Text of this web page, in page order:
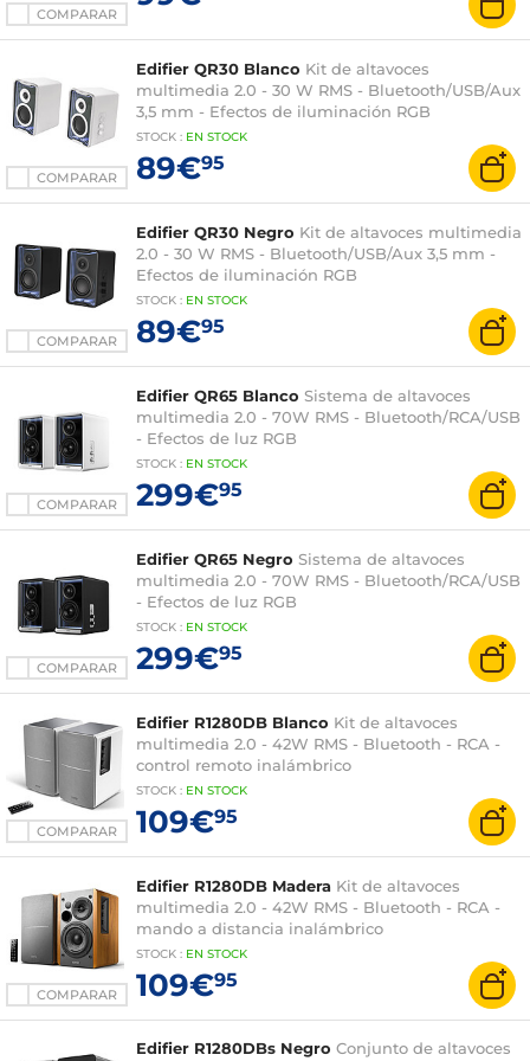
COMPARAR
COMPARAR
Edifier QR30 Blanco Kit de altavoces
multimedia 2.0 - 30 W RMS - Bluetooth/USB/Aux
3,5 mm - Efectos de iluminación RGB
STOCK : EN STOCK
89€95
COMPARAR
Edifier QR30 Negro Kit de altavoces multimedia
2.0 - 30 W RMS - Bluetooth/USB/Aux 3,5 mm -
Efectos de iluminación RGB
STOCK : EN STOCK
89€95
COMPARAR
Edifier QR65 Blanco Sistema de altavoces
multimedia 2.0 - 70W RMS - Bluetooth/RCA/USB
- Efectos de luz RGB
STOCK : EN STOCK
299€95
COMPARAR
Edifier QR65 Negro Sistema de altavoces
multimedia 2.0 - 70W RMS - Bluetooth/RCA/USB
- Efectos de luz RGB
STOCK : EN STOCK
299€95
COMPARAR
Edifier R1280DB Blanco Kit de altavoces
multimedia 2.0 - 42W RMS - Bluetooth - RCA -
control remoto inalámbrico
STOCK : EN STOCK
109€95
COMPARAR
Edifier R1280DB Madera Kit de altavoces
multimedia 2.0 - 42W RMS - Bluetooth - RCA -
mando a distancia inalámbrico
STOCK : EN STOCK
109€95
Edifier R1280DBs Negro Conjunto de altavoces